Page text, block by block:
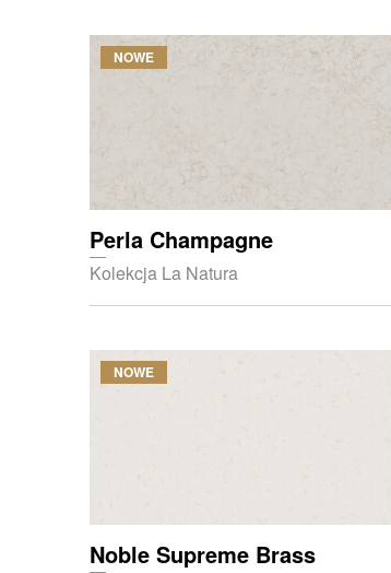
NOWE
Perla Champagne
Kolekcja La Natura
NOWE
Noble Supreme Brass